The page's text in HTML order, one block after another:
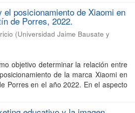
el posicionamiento de Xiaomi en
de Porres, 2022.
(Universidad Jaime Bausate y
objetivo determinar la relación entre
de la marca Xiaomi en
Porres en el año 2022. En el aspecto